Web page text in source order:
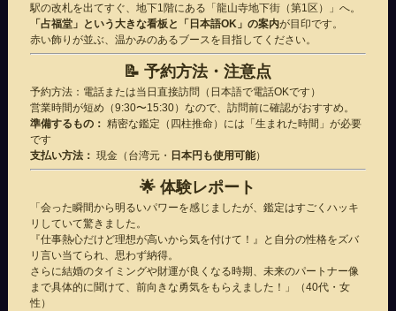
駅の改札を出てすぐ、地下1階にある「龍山寺地下街（第1区）」へ。
「占福堂」という大きな看板と「日本語OK」の案内が目印です。
赤い飾りが並ぶ、温かみのあるブースを目指してください。
📝予約方法・注意点
予約方法：電話または当日直接訪問（日本語で電話OKです）
営業時間が短め（9:30〜15:30）なので、訪問前に確認がおすすめ。
準備するもの： 精密な鑑定（四柱推命）には「生まれた時間」が必要
です
支払い方法： 現金（台湾元・ 日本円も使用可能）
🌟体験レポート
「会った瞬間から明るいパワーを感じましたが、鑑定はすごくハッキ
リしていて驚きました。
『仕事熱心だけど理想が高いから気を付けて！』と自分の性格をズバ
リ言い当てられ、思わず納得。
さらに結婚のタイミングや財運が良くなる時期、未来のパートナー像
まで具体的に聞けて、前向きな勇気をもらえました！」（40代・女
性）